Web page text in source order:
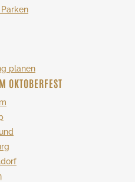
planen
OKTOBERFEST